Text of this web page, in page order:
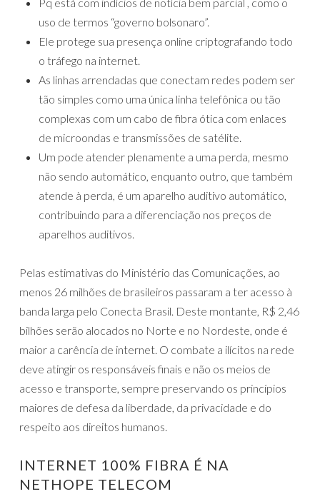
uso de termos “governo bolsonaro”.
Ele protege sua presença online criptografando todo
o tráfego na internet.
As linhas arrendadas que conectam redes podem ser
tão simples como uma única linha telefônica ou tão
complexas com um cabo de fibra ótica com enlaces
de microondas e transmissões de satélite.
Um pode atender plenamente a uma perda, mesmo
não sendo automático, enquanto outro, que também
atende à perda, é um aparelho auditivo automático,
contribuindo para a diferenciação nos preços de
aparelhos auditivos.
Pelas estimativas do Ministério das Comunicações, ao
menos 26 milhões de brasileiros passaram a ter acesso à
banda larga pelo Conecta Brasil. Deste montante, R$ 2,46
bilhões serão alocados no Norte e no Nordeste, onde é
maior a carência de internet. O combate a ilícitos na rede
deve atingir os responsáveis finais e não os meios de
acesso e transporte, sempre preservando os princípios
maiores de defesa da liberdade, da privacidade e do
respeito aos direitos humanos.
INTERNET 100% FIBRA É NA
NETHOPE TELECOM